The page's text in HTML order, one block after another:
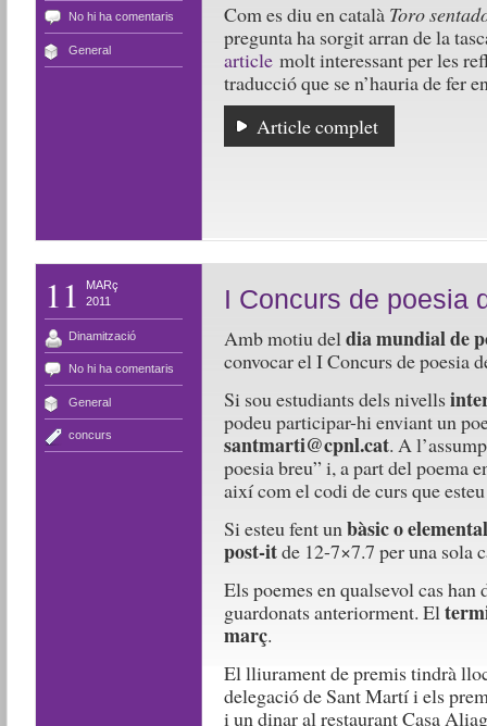
No hi ha comentaris
General
Com es diu en català Toro
pregunta ha sorgit arran de la
articlemolt interessant per les
traducció que se n’hauria de fer
Article complet
11
MARç
2011
Dinamització
No hi ha comentaris
General
concurs
I Concurs de poesia
Amb motiu deldia mundial de
convocar el I Concurs de poesia
Si sou estudiants dels nivells
podeu participar-hi enviant un
santmarti@cpnl.cat. A
poesia breu” i, a part del poema
així com el codi de curs que
Si esteu fent unbàsic o elemental
post-itde 12-7×7.7 per una sola
Els poemes en qualsevol cas han
guardonats anteriorment. El
març.
El lliurament de premis tindrà
delegació de Sant Martí i els
i un dinar al restaurant Casa